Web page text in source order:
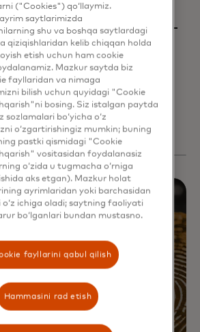
shaxslarni
va
("Cookies") qo‘llaymiz.
saytlarimizda
shu va boshqa saytlardagi
qiziqishlaridan kelib chiqqan holda
etish uchun ham cookie
Mazkur saytda biz
fayllaridan va nimaga
bilish uchun quyidagi "Cookie
bosing. Siz istalgan paytda
sozlamalari bo‘yicha o‘z
o‘zgartirishingiz mumkin; buning
pastki qismidagi "Cookie
vositasidan foydalanasiz
o‘zida u tugmacha o‘rniga
aks etgan). Mazkur holat
ayrimlaridan yoki barchasidan
o‘z ichiga oladi; saytning faoliyati
bo‘lganlari bundan mustasno.
fayllarini qabul qilish
Hammasini rad etish